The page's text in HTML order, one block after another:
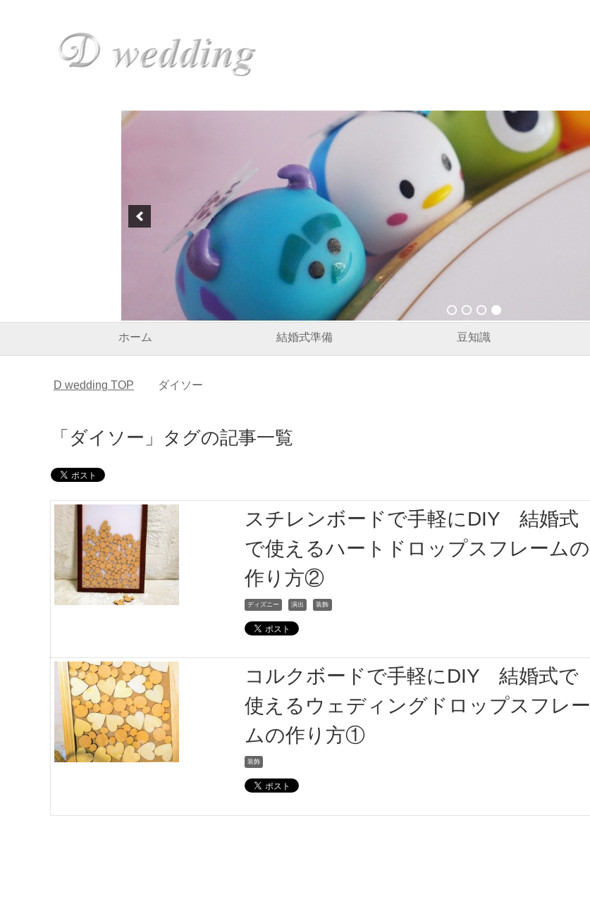
ホーム 結婚式準備 豆知識
D wedding TOP ダイソー
「ダイソー」タグの記事一覧
スチレンボードで手軽にDIY 結婚式
で使えるハートドロップスフレームの
作り方②
ディズニー 演出 装飾
コルクボードで手軽にDIY 結婚式で
使えるウェディングドロップスフレー
ムの作り方①
装飾